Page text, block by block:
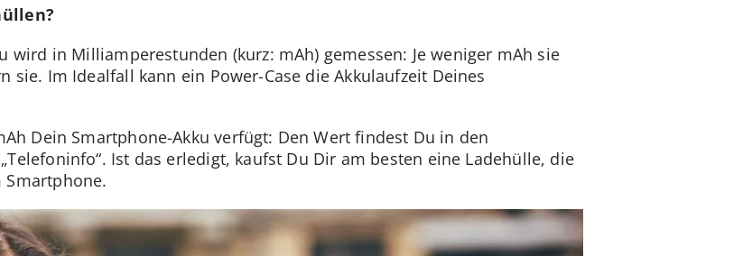
wird in Milliamperestunden (kurz: mAh) gemessen: Je weniger mAh sie
sie. Im Idealfall kann ein Power-Case die Akkulaufzeit Deines
Dein Smartphone-Akku verfügt: Den Wert findest Du in den
Ist das erledigt, kaufst Du Dir am besten eine Ladehülle, die
Smartphone.